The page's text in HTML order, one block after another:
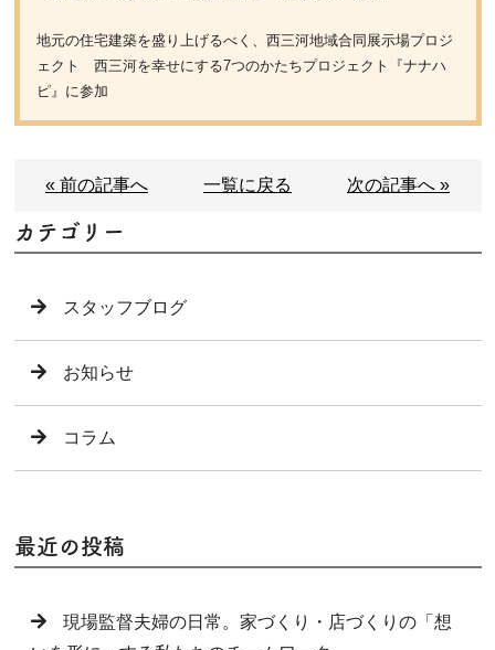
地元の住宅建築を盛り上げるべく、西三河地域合同展示場プロジ
ェクト 西三河を幸せにする7つのかたちプロジェクト『ナナハ
ピ』に参加
« 前の記事へ 一覧に戻る 次の記事へ »
カテゴリー
スタッフブログ
お知らせ
コラム
最近の投稿
現場監督夫婦の日常。家づくり・店づくりの「想